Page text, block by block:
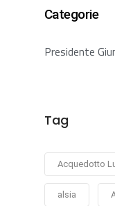
Categorie
Presidente
Tag
Acquedotto
alsia